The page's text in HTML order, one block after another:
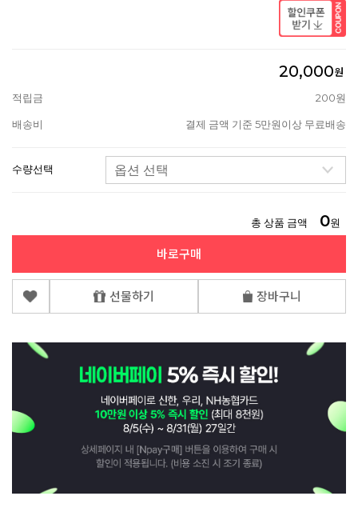
20,000원
적립금
200원
배송비 결제 금액 기준 5만원이상 무료배송
수량선택
총 상품 금액 0원
바로구매
선물하기 장바구니